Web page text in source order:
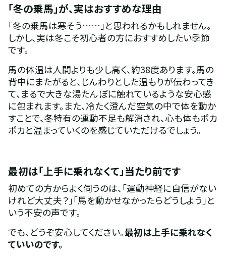
「冬の乗馬」が、実はおすすめな理由
「冬の乗馬は寒そう……」と思われるかもしれません。
しかし、実は冬こそ初心者の方におすすめしたい季節
です。
馬の体温は人間よりも少し高く、約38度あります。馬の
背中にまたがると、じんわりとした温もりが伝わってき
て、まるで大きな湯たんぽに触れているような安心感
に包まれます。また、冷たく澄んだ空気の中で体を動か
すことで、冬特有の運動不足も解消され、心も体もポカ
ポカと温まっていくのを感じていただけるでしょう。
最初は「上手に乗れなくて」当たり前です
初めての方からよく伺うのは、「運動神経に自信がない
けれど大丈夫？」「馬を動かせなかったらどうしよう」と
いう不安の声です。
でも、どうぞ安心してください。最初は上手に乗れなく
ていいのです。